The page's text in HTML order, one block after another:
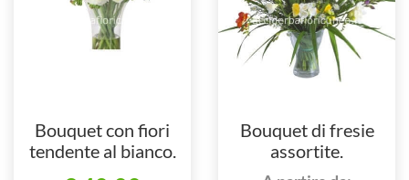
Bouquet con fiori
tendente al bianco.
Bouquet di fresie
assortite.